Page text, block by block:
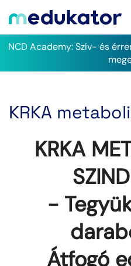
NCD Academy: Szív- és
KRKA
KRKA
-
Átfogó